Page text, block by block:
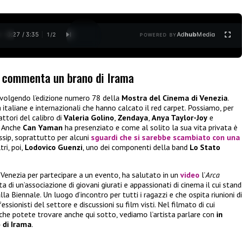
0:28 / 3:35 1 /2 POWERED BYAdhubMedia
un brano di Irama
l’edizione numero 78 della Mostra del Cinema di Venezia.
e internazionali che hanno calcato il red carpet. Possiamo, per
del calibro di Valeria Golino, Zendaya, Anya Taylor-Joy e
Can Yaman ha presenziato e come al solito la sua vita privata è
soprattutto per alcuni sguardi che si sarebbe scambiato con una
poi, Lodovico Guenzi, uno dei componenti della band Lo Stato
per partecipare a un evento, ha salutato in un video l’Arca
di un’associazione di giovani giurati e appassionati di cinema il cui stand
Biennale. Un luogo d’incontro per tutti i ragazzi e che ospita riunioni di
del settore e discussioni su film visti. Nel filmato di cui
potete trovare anche qui sotto, vediamo l’artista parlare con in
Irama.